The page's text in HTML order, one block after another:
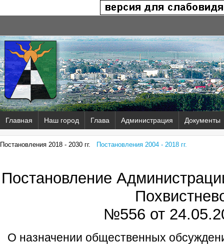
Главная Наш город Глава Администрация Документы
Постановления 2018 - 2030 гг. Постановления 2004 - 2018 гг.
Постановление
№556 от
О назначении общественных